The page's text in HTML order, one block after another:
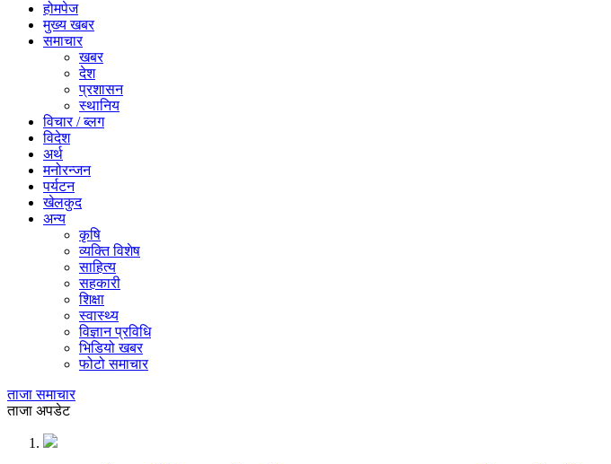
होमपेज
मुख्य खबर
समाचार
खबर
देश
प्रशासन
स्थानिय
विचार / ब्लग
विदेश
अर्थ
मनोरन्जन
पर्यटन
खेलकुद
अन्य
कृषि
व्यक्ति विशेष
साहित्य
सहकारी
शिक्षा
स्वास्थ्य
विज्ञान प्रविधि
भिडियो खबर
फोटो समाचार
ताजा समाचार
ताजा अपडेट